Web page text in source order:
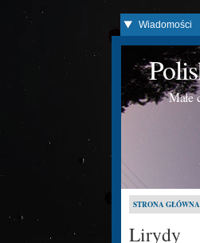
Wiadomości
Małe
STRONA GŁÓWNA
Lirydy